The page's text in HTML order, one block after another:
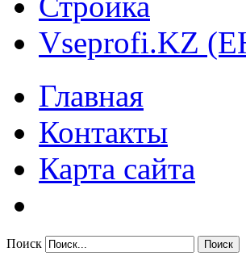
Vseprofi.KZ
Главная
Контакты
Карта сайта
Поиск